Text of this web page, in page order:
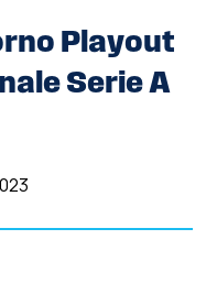
Playout
Serie A